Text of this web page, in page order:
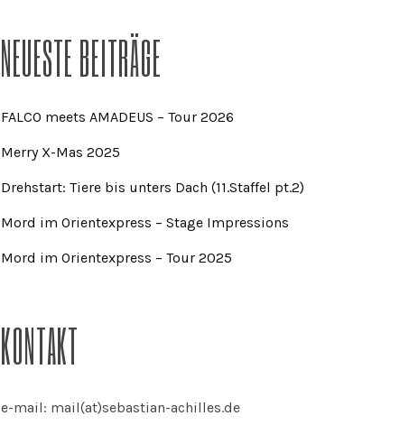
NEUESTE BEITRÄGE
FALCO meets AMADEUS – Tour 2026
Merry X-Mas 2025
Drehstart: Tiere bis unters Dach (11.Staffel pt.2)
Mord im Orientexpress – Stage Impressions
Mord im Orientexpress – Tour 2025
KONTAKT
e-mail: mail(at)sebastian-achilles.de